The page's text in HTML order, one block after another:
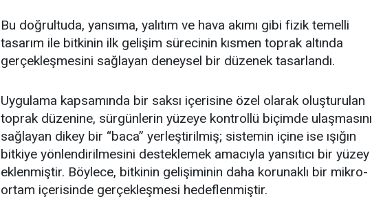
Bu doğrultuda, yansıma, yalıtım ve hava akımı gibi fizik temelli
tasarım ile bitkinin ilk gelişim sürecinin kısmen toprak altında
gerçekleşmesini sağlayan deneysel bir düzenek tasarlandı.
Uygulama kapsamında bir saksı içerisine özel olarak oluşturulan
toprak düzenine, sürgünlerin yüzeye kontrollü biçimde ulaşmasını
sağlayan dikey bir “baca” yerleştirilmiş; sistemin içine ise ışığın
bitkiye yönlendirilmesini desteklemek amacıyla yansıtıcı bir yüzey
eklenmiştir. Böylece, bitkinin gelişiminin daha korunaklı bir mikro-
ortam içerisinde gerçekleşmesi hedeflenmiştir.